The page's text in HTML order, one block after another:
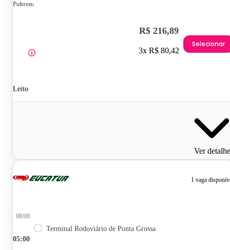
Poltrona
Leito
R$ 216,89
3x R$ 80,42
Selecionar
Ver
1 vaga
05:00
08/08
Terminal Rodoviário de Ponta Grossa